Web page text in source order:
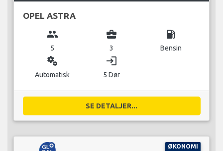
OPEL ASTRA
group
5
business_center
3
local_gas_station
Bensin
miscellaneous_services
Automatisk
login
5 Dør
SE DETALJER...
ØKONOMI